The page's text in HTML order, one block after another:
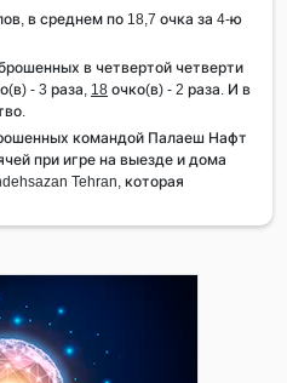
в среднем по 18,7 очка за 4-ю
в четвертой четверти
- 3 раза, 18 очко(в) - 2 раза. И в
командой Палаеш Нафт
при игре на выезде и дома
Tehran, которая